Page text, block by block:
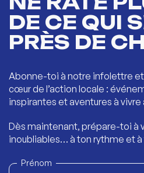
DE CE QUI
PRÈS DE
Abonne-toi à notre infolettre
cœur de l’action locale :
inspirantes et aventures à
Dès maintenant, prépare-toi à
inoubliables… à ton rythme et
Prénom